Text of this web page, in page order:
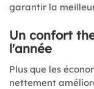
garantir la
Un confort
l'année
Plus que les
nettement